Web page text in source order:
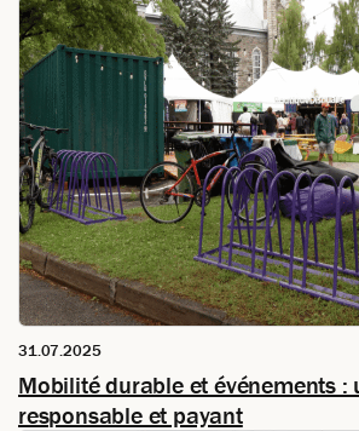
31.07.2025
Mobilité durable et événements :
responsable et payant